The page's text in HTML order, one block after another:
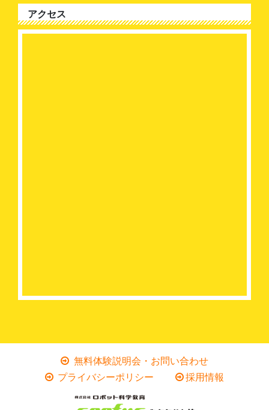
アクセス
無料体験説明会・お問い合わせ
プライバシーポリシー
採用情報